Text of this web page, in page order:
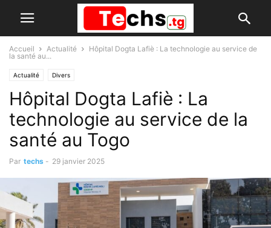
Accueil Actualité
Hôpital Dogta Lafiè : La technologie au service de
la santé au...
Actualité Divers
Hôpital Dogta Lafiè : La
technologie au service de la
santé au Togo
Par techs - 29 janvier 2025